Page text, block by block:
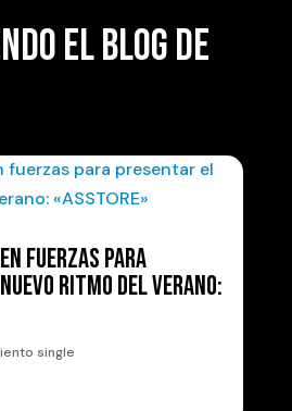
EL BLOG DE
FUERZAS PARA
RITMO DEL VERANO:
single